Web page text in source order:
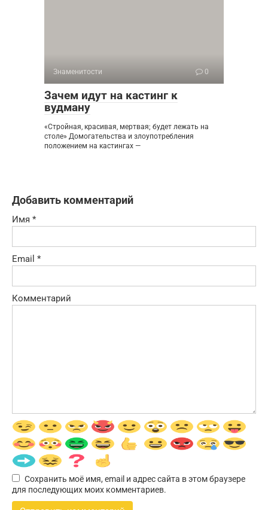
Знаменитости 0
Зачем идут на кастинг к
вудману
«Cтройная, красивая, мертвая; будет лежать на
столе» Домогательства и злоупотребления
положением на кастингах —
Добавить комментарий
Имя *
Email *
Комментарий
Сохранить моё имя, email и адрес сайта в этом браузере
для последующих моих комментариев.